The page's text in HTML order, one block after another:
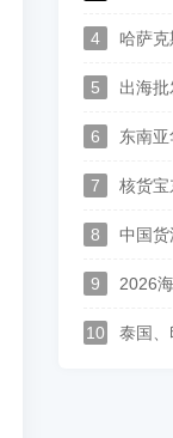
设施。
4 哈萨克斯坦、乌
5 出海批发避坑：深
6 东南亚华商痛点
7 核货宝东南亚
8 中国货源出海乌兹别
9 2026海外供应链
10 泰国、印尼华